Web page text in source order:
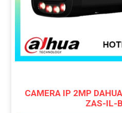
CAMERA IP 2MP
ZAS-IL-